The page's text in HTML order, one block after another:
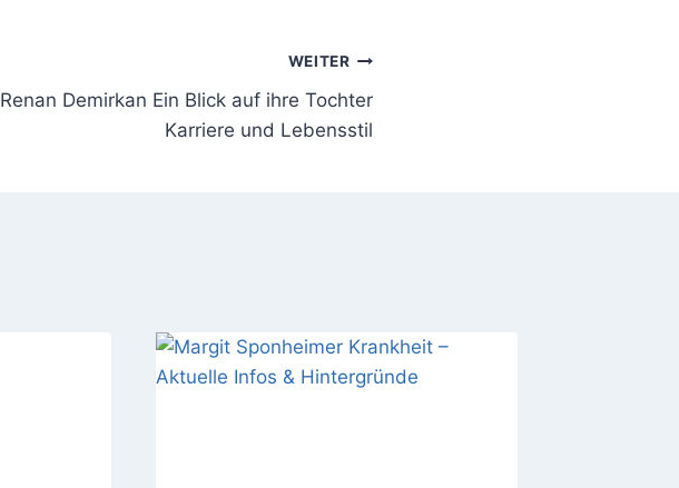
WEITER
Renan Demirkan Ein Blick auf ihre Tochter
Karriere und Lebensstil